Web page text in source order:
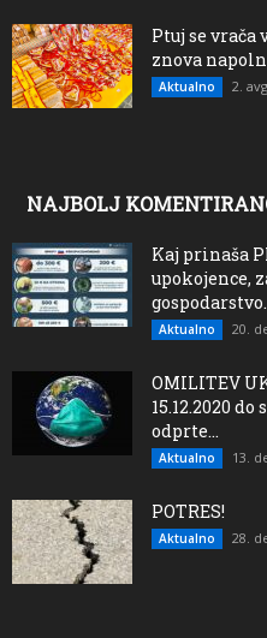
Ptuj se vrača
znova
Aktualno 2.
NAJBOLJ
Kaj prinaša
upokojence,
Aktualno 20.
OMILITEV
15.12.2020 do
odprte...
Aktualno 13.
POTRES!
Aktualno 28.